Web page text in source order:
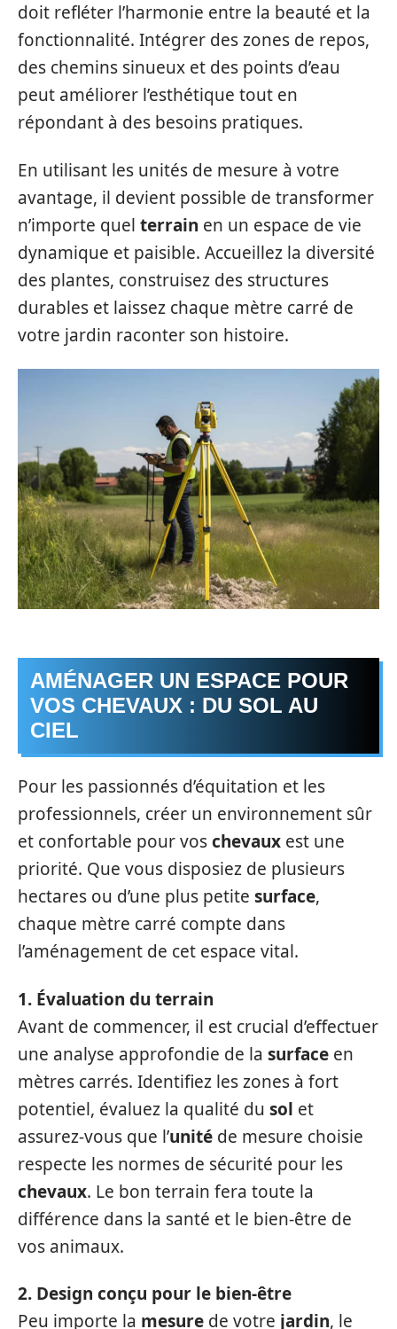
doit refléter l’harmonie entre la beauté et la
fonctionnalité. Intégrer des zones de repos,
des chemins sinueux et des points d’eau
peut améliorer l’esthétique tout en
répondant à des besoins pratiques.
En utilisant les unités de mesure à votre
avantage, il devient possible de transformer
n’importe quel terrain en un espace de vie
dynamique et paisible. Accueillez la diversité
des plantes, construisez des structures
durables et laissez chaque mètre carré de
votre jardin raconter son histoire.
AMÉNAGER UN ESPACE POUR
VOS CHEVAUX : DU SOL AU
CIEL
Pour les passionnés d’équitation et les
professionnels, créer un environnement sûr
et confortable pour voschevaux est une
priorité. Que vous disposiez de plusieurs
hectares ou d’une plus petite surface,
chaque mètre carré compte dans
l’aménagement de cet espace vital.
1. Évaluation du terrain
Avant de commencer, il est crucial d’effectuer
une analyse approfondie de la surface en
mètres carrés. Identifiez les zones à fort
potentiel, évaluez la qualité du sol et
assurez-vous que l’unité de mesure choisie
respecte les normes de sécurité pour les
chevaux. Le bon terrain fera toute la
différence dans la santé et le bien-être de
vos animaux.
2. Design conçu pour le bien-être
Peu importe la mesure de votre jardin, le